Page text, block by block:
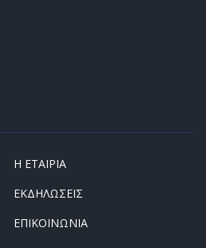
Η ΕΤΑΙΡΙΑ
ΕΚΔΗΛΩΣΕΙΣ
ΕΠΙΚΟΙΝΩΝΙΑ